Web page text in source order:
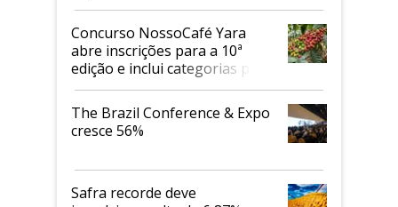
Concurso NossoCafé Yara
abre inscrições para a 10ª
edição e inclui categorias para
cafés Canephora
The Brazil Conference & Expo
cresce 56%
Safra recorde deve